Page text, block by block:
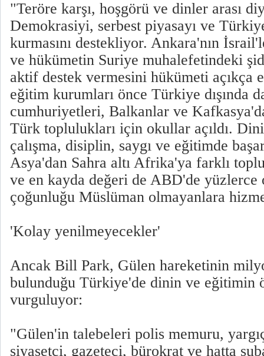
"Teröre karşı, hoşgörü ve dinler arası
Demokrasiyi, serbest piyasayı ve
kurmasını destekliyor. Ankara'nın
ve hükümetin Suriye muhalefetindeki
aktif destek vermesini hükümeti açıkça
eğitim kurumları önce Türkiye dışında
cumhuriyetleri, Balkanlar ve
Türk toplulukları için okullar açıldı.
çalışma, disiplin, saygı ve eğitimde
Asya'dan Sahra altı Afrika'ya farklı
ve en kayda değeri de ABD'de yüzlerce
çoğunluğu Müslüman olmayanlara
'Kolay yenilmeyecekler'
Ancak Bill Park, Gülen hareketinin
bulunduğu Türkiye'de dinin ve eğitimin
vurguluyor:
"Gülen'in talebeleri polis memuru,
siyasetçi, gazeteci, bürokrat ve hatta